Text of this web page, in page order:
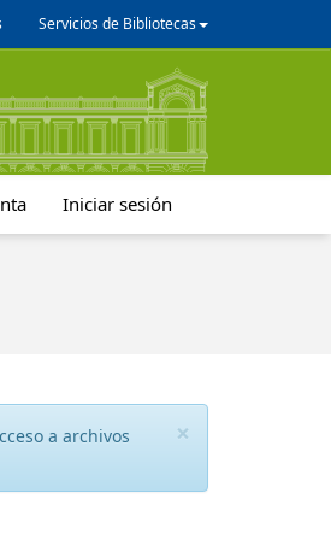
Servicios de Bibliotecas
Iniciar sesión
×
a archivos